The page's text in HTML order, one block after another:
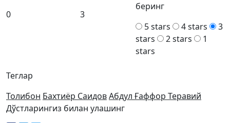
Теглар
Толибон Бахтиёр СаидовАбдул Ғаффор Теравий
0
3
беринг
5 stars
4 stars
3
stars
2 stars
1
stars
Дўстларингиз билан улашинг